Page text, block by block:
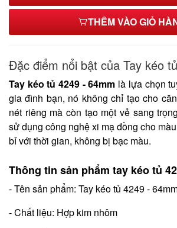
THÊM VÀO GIỎ
Đặc điểm nổi bật của Tay kéo
Tay kéo tủ 4249 - 64mm là lựa chọn
gia đình bạn, nó không chỉ tạo cho
nét riêng mà còn tạo một vẻ sang
sử dụng công nghệ xi mạ đồng cho
bỉ với thời gian, không bị bạc màu.
Thông tin sản phẩm tay kéo tủ
- Tên sản phẩm: Tay kéo tủ 4249 -
- Chất liệu: Hợp kim nhôm